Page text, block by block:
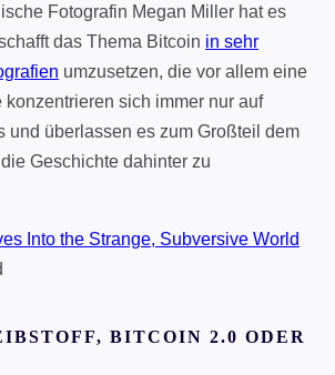
Fotografin Megan Miller hat es
das Thema Bitcoin in sehr
umzusetzen, die vor allem eine
konzentrieren sich immer nur auf
und überlassen es zum Großteil dem
Geschichte dahinter zu
Into the Strange, Subversive World
BITCOIN 2.0 ODER